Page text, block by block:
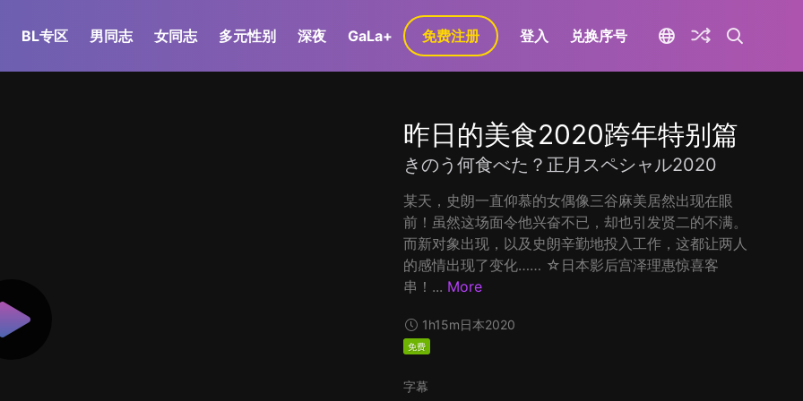
BL专区 男同志 女同志 多元性别 深夜 GaLa+ 免费注册 登入 兑换序号
昨日的美食2020跨年特别篇
きのう何食べた？正月スペシャル2020
某天，史朗一直仰慕的女偶像三谷麻美居然出现在眼
前！虽然这场面令他兴奋不已，却也引发贤二的不满。
而新对象出现，以及史朗辛勤地投入工作，这都让两人
的感情出现了变化…… ☆日本影后宫泽理惠惊喜客
串！... More
1h15m日本2020
免费
字幕